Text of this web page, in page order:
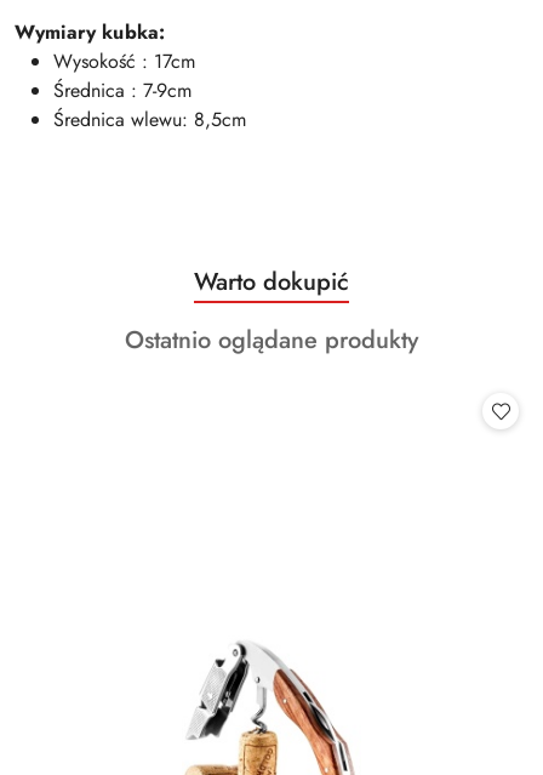
Wymiary kubka:
Wysokość : 17cm
Średnica : 7-9cm
Średnica wlewu: 8,5cm
Pomiń karuzelę produktów
Produkty
o
statusie:
Warto dokupić
Produkty
Ostatnio oglądane produkty